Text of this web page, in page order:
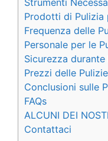
Strumenti
Prodotti di Pulizia
Frequenza delle
Personale per le
Sicurezza
Prezzi delle
Conclusioni sulle
FAQs
ALCUNI DEI
Contattaci